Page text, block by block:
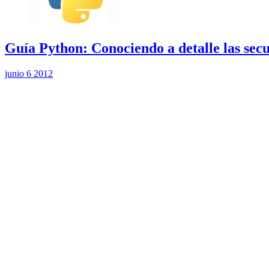
Guía Python: Conociendo a detalle las
junio 6 2012